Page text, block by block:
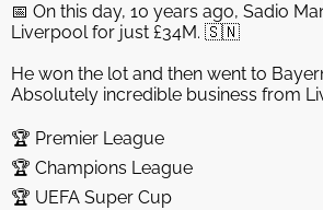
📅 On this day, 10 years ago, Sadio
Liverpool for just £34M. 🇸🇳
He won the lot and then went to
Absolutely incredible business from
🏆 Premier League
🏆 Champions League
🏆 UEFA Super Cup